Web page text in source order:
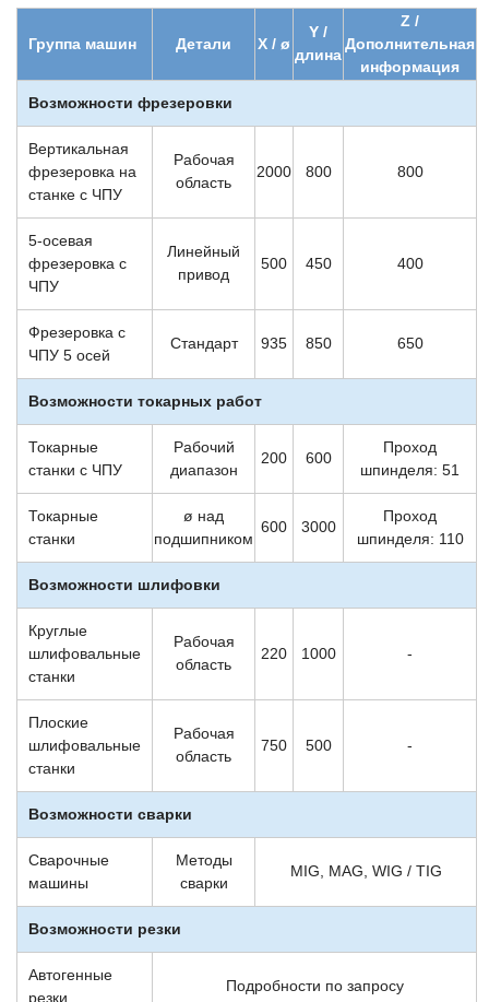
Группа машин Детали X / ø
Y /
длина
Z /
Дополнительная
информация
Возможности фрезеровки
Вертикальная
фрезеровка на
станке с ЧПУ
Рабочая
область
2000 800 800
5-осевая
фрезеровка с
ЧПУ
Линейный
привод
500 450 400
Фрезеровка с
ЧПУ 5 осей
Стандарт 935 850 650
Возможности токарных работ
Токарные
станки с ЧПУ
Рабочий
диапазон
200 600
Проход
шпинделя: 51
Токарные
станки
ø над
подшипником
600 3000
Проход
шпинделя: 110
Возможности шлифовки
Круглые
шлифовальные
станки
Рабочая
область
220 1000 -
Плоские
шлифовальные
станки
Рабочая
область
750 500 -
Возможности сварки
Сварочные
машины
Методы
сварки
MIG, MAG, WIG / TIG
Возможности резки
Автогенные
резки
Подробности по запросу